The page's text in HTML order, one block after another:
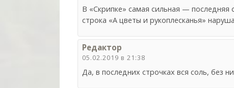
В «Скрипке» самая сильная —
строка «А цветы и рукоплесканья»
Редактор
05.02.2019 в 21:38
Да, в последних строчках вся соль, без